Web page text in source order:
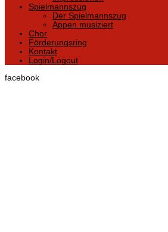
Spielmannszug
Der Spielmannszug
Appen musiziert
Chor
Förderungsring
Kontakt
Login/Logout
facebook